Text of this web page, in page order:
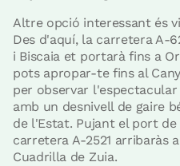
Altre opció interessant és
Des d'aquí, la carretera A-
i Biscaia et portarà fins a
pots apropar-te fins al
per observar
amb un desnivell de gaire
de l'Estat. Pujant el port
carretera A-2521 arribaràs
Cuadrilla de Zuia.